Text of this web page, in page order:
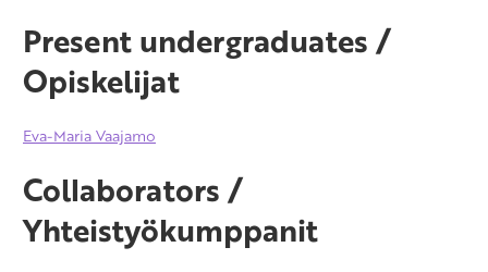
Present undergraduates /
Opiskelijat
Eva-Maria Vaajamo
Collaborators /
Yhteistyökumppanit